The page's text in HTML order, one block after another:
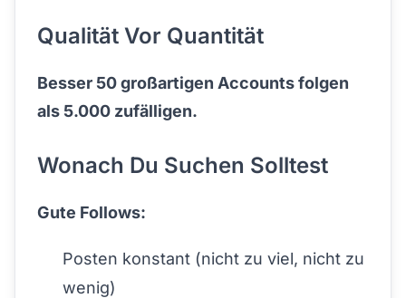
Qualität Vor Quantität
Besser 50 großartigen Accounts folgen
als 5.000 zufälligen.
Wonach Du Suchen Solltest
Gute Follows:
Posten konstant (nicht zu viel, nicht zu
wenig)